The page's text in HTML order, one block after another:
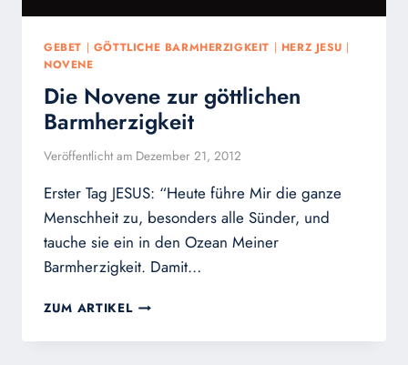
GEBET | GÖTTLICHE BARMHERZIGKEIT | HERZ JESU |
NOVENE
Die Novene zur göttlichen
Barmherzigkeit
Veröffentlicht am Dezember 21, 2012
Erster Tag JESUS: “Heute führe Mir die ganze
Menschheit zu, besonders alle Sünder, und
tauche sie ein in den Ozean Meiner
Barmherzigkeit. Damit…
ZUM ARTIKEL DIE
ZUR